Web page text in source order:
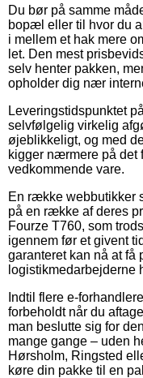
Du bør på samme
bopæl eller til hvor du
i mellem et hak mere
let. Den mest
selv henter pakken,
opholder dig nær
Leveringstidspunktet
selvfølgelig virkelig
øjeblikkeligt, og med
kigger nærmere på det
vedkommende vare.
En række webbutikker
på en række af deres
Fourze T760, som
igennem før et givent
garanteret kan nå at få
logistikmedarbejderne
Indtil flere e-
forbeholdt når du
man beslutte sig for
mange gange – uden
Hørsholm, Ringsted
køre din pakke til en